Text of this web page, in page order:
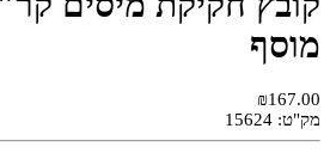
מוסף
₪167.00
מק"ט: 15624